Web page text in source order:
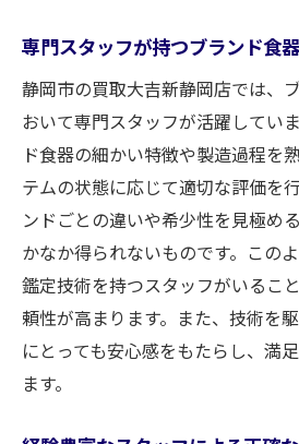
専門スタッフが持つブランド食
静岡市の買取大吉新静岡店では、
おいて専門スタッフが活躍してい
ド食器の細かい特徴や製造過程を
テムの状態に応じて適切な評価を
ンドごとの違いや希少性を見極め
かなか得られないものです。この
鑑定技術を持つスタッフがいるこ
頼性が高まります。また、技術を
にとっても安心感をもたらし、満
ます。